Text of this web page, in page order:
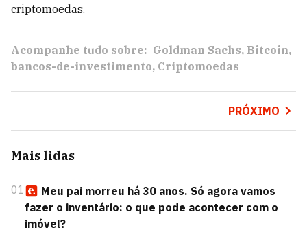
criptomoedas.
Acompanhe tudo sobre: Goldman Sachs Bitcoin
bancos-de-investimento Criptomoedas
PRÓXIMO
Mais lidas
01
Meu pai morreu há 30 anos. Só agora vamos
fazer o inventário: o que pode acontecer com o
imóvel?